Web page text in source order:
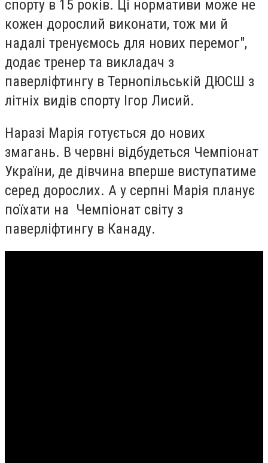
спорту в 15 років. Ці нормативи може не
кожен дорослий виконати, тож ми й
надалі тренуємось для нових перемог",
додає тренер та викладач з
паверліфтингу в Тернопільській ДЮСШ з
літніх видів спорту Ігор Лисий.
Наразі Марія готується до нових
змагань. В червні відбудеться Чемпіонат
України, де дівчина вперше виступатиме
серед дорослих. А у серпні Марія планує
поїхати на Чемпіонат світу з
паверліфтингу в Канаду.